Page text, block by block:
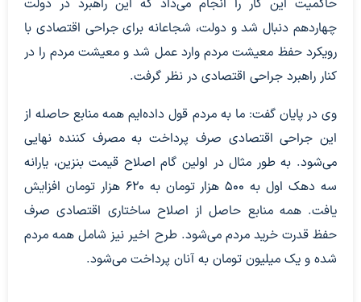
حاکمیت این کار را انجام می‌داد که این راهبرد در دولت
چهاردهم دنبال شد و دولت، شجاعانه برای جراحی اقتصادی با
رویکرد حفظ معیشت مردم وارد عمل شد و معیشت مردم را در
کنار راهبرد جراحی اقتصادی در نظر گرفت.
وی در پایان گفت: ما به مردم قول داده‌ایم همه منابع حاصله از
این جراحی اقتصادی صرف پرداخت به مصرف کننده نهایی
می‌شود. به طور مثال در اولین گام اصلاح قیمت بنزین، یارانه
سه دهک اول به ۵۰۰ هزار تومان به ۶۲۰ هزار تومان افزایش
یافت. همه منابع حاصل از اصلاح ساختاری اقتصادی صرف
حفظ قدرت خرید مردم می‌شود. طرح اخیر نیز شامل همه مردم
شده و یک میلیون تومان به آنان پرداخت می‌شود.